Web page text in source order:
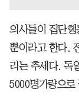
의사들이 집단
뿐이라고 한다.
리는 추세다. 독
5000명가량으로